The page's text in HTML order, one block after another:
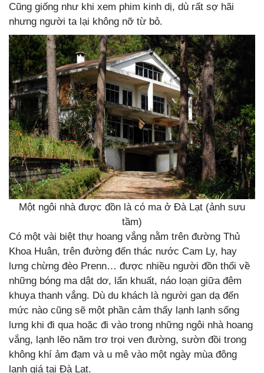
Cũng giống như khi xem phim kinh dị, dù rất sợ hãi
nhưng người ta lại không nỡ từ bỏ.
Một ngôi nhà được đồn là có ma ở Đà Lạt (ảnh sưu
tầm)
Có một vài biệt thự hoang vắng nằm trên đường Thủ
Khoa Huân, trên đường đến thác nước Cam Ly, hay
lưng chừng đèo Prenn… được nhiều người đồn thổi về
những bóng ma dật dơ, lẩn khuất, náo loạn giữa đêm
khuya thanh vắng. Dù du khách là người gan dạ đến
mức nào cũng sẽ một phần cảm thấy lạnh lạnh sống
lưng khi đi qua hoặc đi vào trong những ngôi nhà hoang
vắng, lạnh lẽo năm trơ trọi ven đường, sườn đồi trong
không khí ảm đạm và u mê vào một ngày mùa đông
lạnh giá tại Đà Lạt.